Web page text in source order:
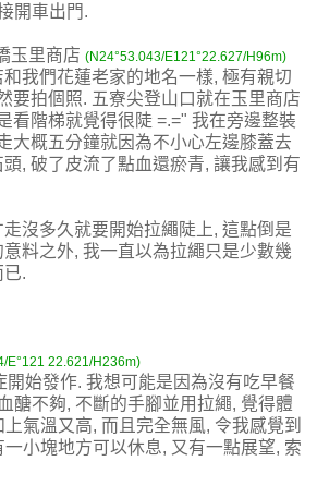
開車出門.
玉里商店 (N24°53.043/E121°22.627/H96m)
我們花蓮老家的地名一樣, 極有親切
要拍個照. 五寮尖登山口就在玉里商店
看階梯就覺得很陡 =.=" 我在旁邊整裝
大概五分鐘就因為不小心左邊膝蓋去
, 破了皮流了點血還瘀青, 讓我感到有
沒多久就要開始拉繩陡上, 這點倒是
意料之外, 我一直以為拉繩只是少數幾
已.
E°121 22.621/H236m)
開始發作. 我想可能是因為沒有吃早餐
醣不夠, 不斷的手腳並用拉繩, 覺得體
氣溫又高, 而且完全無風, 令我感覺到
小塊地方可以休息, 又有一點展望, 索